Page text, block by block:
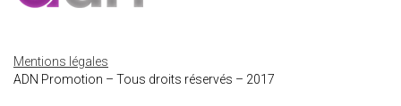
Mentions légales
ADN Promotion – Tous droits réservés – 2017